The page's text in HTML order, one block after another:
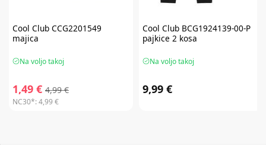
Cool ClubCCG2201549
majica
Na voljo takoj
1,49 € 4,99 €
NC30*:4,99 €
Cool ClubBCG1924139-00-P
pajkice 2 kosa
Na voljo takoj
9,99 €